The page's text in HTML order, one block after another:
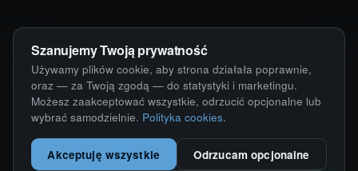
KONTAKT
ul. Starokościelna 12
63-750 Sulmierzyce
792 171 171 · 791 110 055
alumy@alugum.pl
Szanujemy Twoją prywatność
Używamy plików cookie, aby strona działała poprawnie,
oraz — za Twoją zgodą — do statystyki i marketingu.
Możesz zaakceptować wszystkie, odrzucić opcjonalne lub
wybrać samodzielnie. Polityka cookies.
Akceptuję wszystkie Odrzucam opcjonalne